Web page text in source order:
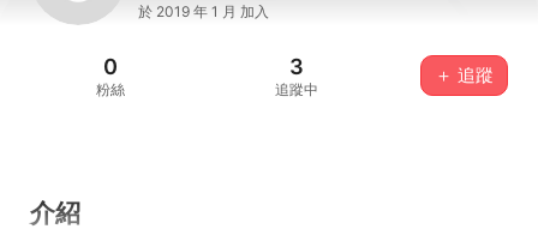
於 2019 年 1 月 加入
0
粉絲
3
追蹤中
＋ 追蹤
介紹